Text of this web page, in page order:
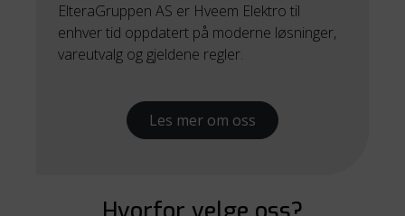
ElteraGruppen AS er Hveem Elektro til
enhver tid oppdatert på moderne løsninger,
vareutvalg og gjeldene regler.
Les mer om oss